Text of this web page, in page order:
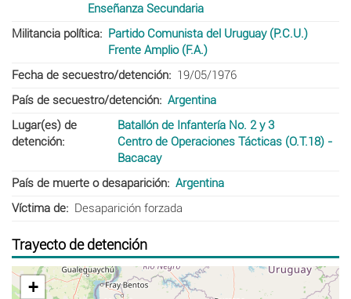
Enseñanza Secundaria
Militancia política
Partido Comunista del Uruguay (P.C.U.)
Frente Amplio (F.A.)
Fecha de secuestro/detención
19/05/1976
País de secuestro/detención
Argentina
Lugar(es) de
detención
Batallón de Infantería No. 2 y 3
Centro de Operaciones Tácticas (O.T.18) -
Bacacay
País de muerte o desaparición
Argentina
Víctima de
Desaparición forzada
Trayecto de detención
+